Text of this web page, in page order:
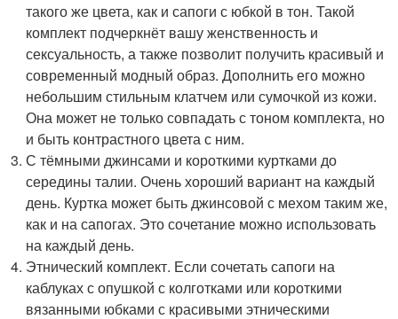
такого же цвета, как и сапоги с юбкой в тон. Такой
комплект подчеркнёт вашу женственность и
сексуальность, а также позволит получить красивый и
современный модный образ. Дополнить его можно
небольшим стильным клатчем или сумочкой из кожи.
Она может не только совпадать с тоном комплекта, но
и быть контрастного цвета с ним.
С тёмными джинсами и короткими куртками до
середины талии. Очень хороший вариант на каждый
день. Куртка может быть джинсовой с мехом таким же,
как и на сапогах. Это сочетание можно использовать
на каждый день.
Этнический комплект. Если сочетать сапоги на
каблуках с опушкой с колготками или короткими
вязанными юбками с красивыми этническими